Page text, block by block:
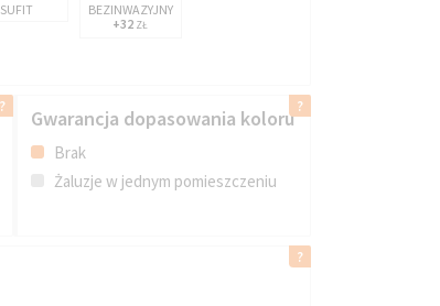
SUFIT
BEZINWAZYJNY
+32 ZŁ
Gwarancja dopasowania koloru
Brak
Żaluzje w jednym pomieszczeniu